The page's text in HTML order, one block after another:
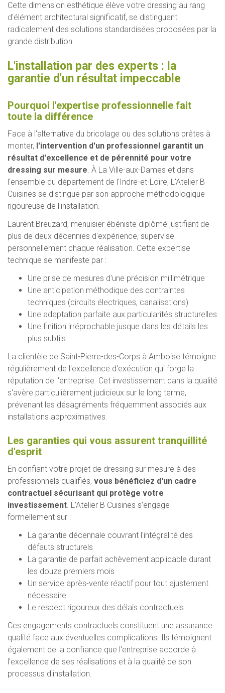
Cette dimension esthétique élève votre dressing au rang
d'élément architectural significatif, se distinguant
radicalement des solutions standardisées proposées par la
grande distribution.
L'installation par des experts : la
garantie d'un résultat impeccable
Pourquoi l'expertise professionnelle fait
toute la différence
Face à l'alternative du bricolage ou des solutions prêtes à
monter, l'intervention d'un professionnel garantit un
résultat d'excellence et de pérennité pour votre
dressing sur mesure. À La Ville-aux-Dames et dans
l'ensemble du département de l'Indre-et-Loire, L'Atelier B
Cuisines se distingue par son approche méthodologique
rigoureuse de l'installation.
Laurent Breuzard, menuisier ébéniste diplômé justifiant de
plus de deux décennies d'expérience, supervise
personnellement chaque réalisation. Cette expertise
technique se manifeste par :
Une prise de mesures d'une précision millimétrique
Une anticipation méthodique des contraintes
techniques (circuits électriques, canalisations)
Une adaptation parfaite aux particularités structurelles
Une finition irréprochable jusque dans les détails les
plus subtils
La clientèle de Saint-Pierre-des-Corps à Amboise témoigne
régulièrement de l'excellence d'exécution qui forge la
réputation de l'entreprise. Cet investissement dans la qualité
s'avère particulièrement judicieux sur le long terme,
prévenant les désagréments fréquemment associés aux
installations approximatives.
Les garanties qui vous assurent tranquillité
d'esprit
En confiant votre projet de dressing sur mesure à des
professionnels qualifiés, vous bénéficiez d'un cadre
contractuel sécurisant qui protège votre
investissement. L'Atelier B Cuisines s'engage
formellement sur :
La garantie décennale couvrant l'intégralité des
défauts structurels
La garantie de parfait achèvement applicable durant
les douze premiers mois
Un service après-vente réactif pour tout ajustement
nécessaire
Le respect rigoureux des délais contractuels
Ces engagements contractuels constituent une assurance
qualité face aux éventuelles complications. Ils témoignent
également de la confiance que l'entreprise accorde à
l'excellence de ses réalisations et à la qualité de son
processus d'installation.